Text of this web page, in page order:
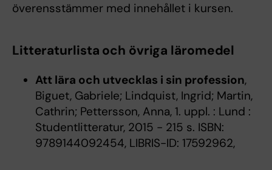
överensstämmer med innehållet i kursen.
Litteraturlista och övriga läromedel
Att lära och utvecklas i sin profession,
Biguet, Gabriele; Lindquist, Ingrid; Martin,
Cathrin; Pettersson, Anna, 1. uppl. : Lund :
Studentlitteratur, 2015 - 215 s. ISBN:
9789144092454, LIBRIS-ID: 17592962,